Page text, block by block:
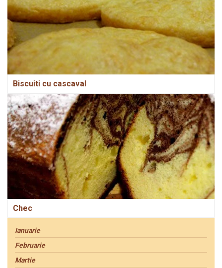
Biscuiti cu cascaval
Chec
Ianuarie
Februarie
Martie